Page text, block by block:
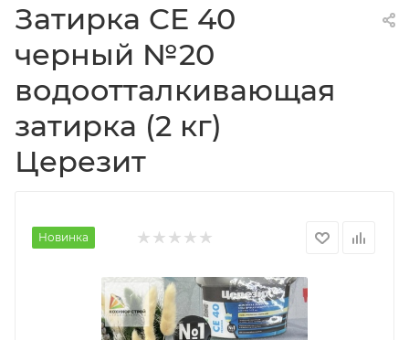
Затирка CE 40
черный №20
водоотталкивающая
затирка (2 кг)
Церезит
Новинка